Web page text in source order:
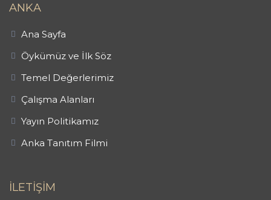
ANKA
Ana Sayfa
Öykümüz ve İlk Söz
Temel Değerlerimiz
Çalışma Alanları
Yayın Politikamız
Anka Tanıtım Filmi
İLETİŞİM